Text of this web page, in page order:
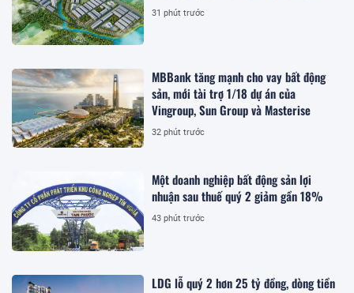
31 phút trước
MBBank tăng mạnh cho vay bất động
sản, mới tài trợ 1/18 dự án của
Vingroup, Sun Group và Masterise
32 phút trước
Một doanh nghiệp bất động sản lợi
nhuận sau thuế quý 2 giảm gần 18%
43 phút trước
LDG lỗ quý 2 hơn 25 tỷ đồng, dòng tiền